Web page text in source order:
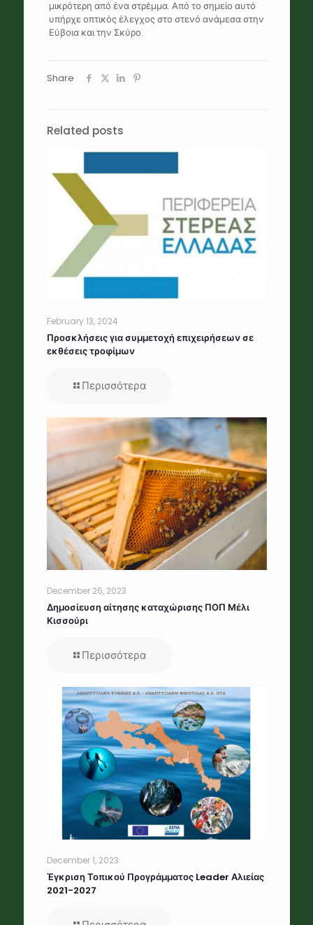
μικρότερη από ένα στρέμμα. Από το σημείο αυτό
υπήρχε οπτικός έλεγχος στο στενό ανάμεσα στην
Εύβοια και την Σκύρο.
Share
Related posts
February 13, 2024
Προσκλήσεις για συμμετοχή επιχειρήσεων σε
εκθέσεις τροφίμων
Περισσότερα
December 26, 2023
Δημοσίευση αίτησης καταχώρισης ΠΟΠ Μέλι
Κισσούρι
Περισσότερα
December 1, 2023
Έγκριση Τοπικού Προγράμματος Leader Αλιείας
2021-2027